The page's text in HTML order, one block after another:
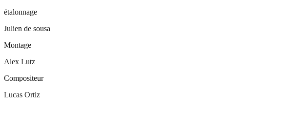
étalonnage
Julien de sousa
Montage
Alex Lutz
Compositeur
Lucas Ortiz